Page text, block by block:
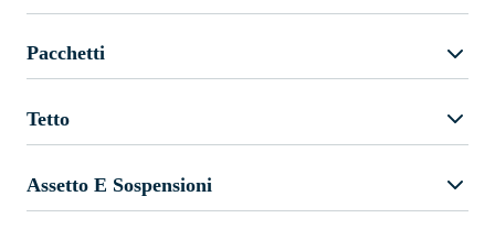
Pacchetti
Tetto
Assetto E Sospensioni